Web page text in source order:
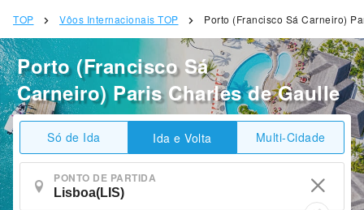
TOP Vôos Internacionais TOP Porto (Francisco Sá Carneiro)
Porto (Francisco Sá
Carneiro) Paris Charles de Gaulle
Só de Ida Ida e Volta Multi-Cidade
PONTO DE PARTIDA